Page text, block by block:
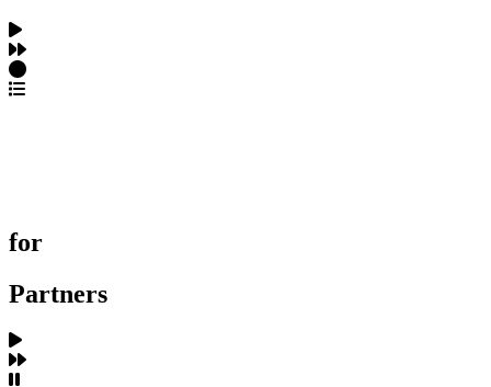
for
Partners